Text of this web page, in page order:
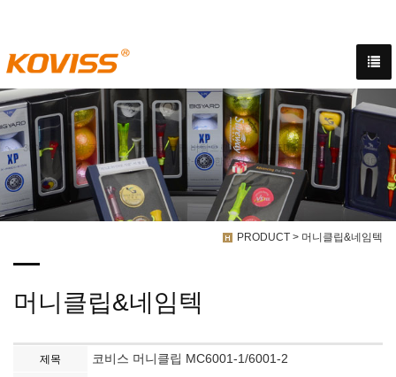
30여년 이상의 골프용품 제조노하루를 바탕으로 고객의 NEEDS를 분석하고 설계-제
작-철저한 품질검사를 통해 제품이 탄생합니다.
PRODUCT > 머니클립&네임텍
머니클립&네임텍
제목 코비스 머니클립 MC6001-1/6001-2